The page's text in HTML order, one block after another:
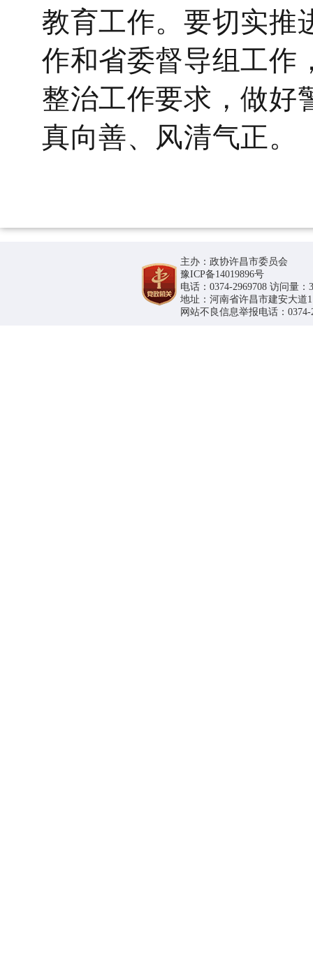
教育工作。要切实推
作和省委督导组工作
整治工作要求，做好
真向善、风清气正。
主办：政协许昌市委员会
豫ICP备14019896号
电话：0374-2969708 访问量：
地址：河南省许昌市建安大道
网站不良信息举报电话：